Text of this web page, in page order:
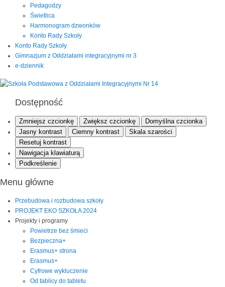
Pedagodzy
Świetlica
Harmonogram dzwonków
Konto Rady Szkoły
Konto Rady Szkoły
Gimnazjum z Oddziałami integracyjnymi nr 3
e-dziennik
Dostępność
Zmniejsz czcionkę Zwiększ czcionkę
Domyślna czcionka
Jasny kontrast
Ciemny kontrast
Skala szarości
Resetuj kontrast
Nawigacja klawiaturą
Podkreślenie
Menu główne
Przebudowa i rozbudowa szkoły
PROJEKT EKO SZKOŁA 2024
Projekty i programy
Powietrze bez śmieci
Bezpieczna+
Erasmus+ strona
Erasmus+
Cyfrowe wykluczenie
Od tablicy do tabletu